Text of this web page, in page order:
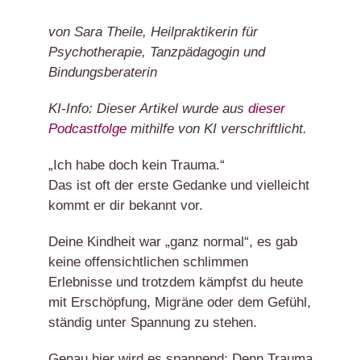
von Sara Theile, Heilpraktikerin für
Psychotherapie, Tanzpädagogin und
Bindungsberaterin
KI-Info: Dieser Artikel wurde aus dieser
Podcastfolgemithilfe von KI verschriftlicht.
„Ich habe doch kein Trauma.“
Das ist oft der erste Gedanke und vielleicht
kommt er dir bekannt vor.
Deine Kindheit war „ganz normal“, es gab
keine offensichtlichen schlimmen
Erlebnisse und trotzdem kämpfst du heute
mit Erschöpfung, Migräne oder dem Gefühl,
ständig unter Spannung zu stehen.